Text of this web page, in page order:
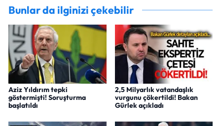
Bunlar da ilginizi çekebilir
Aziz Yıldırım tepki
göstermişti! Soruşturma
başlatıldı
2,5 Milyarlık vatandaşlık
vurgunu çökertildi! Bakan
Gürlek açıkladı